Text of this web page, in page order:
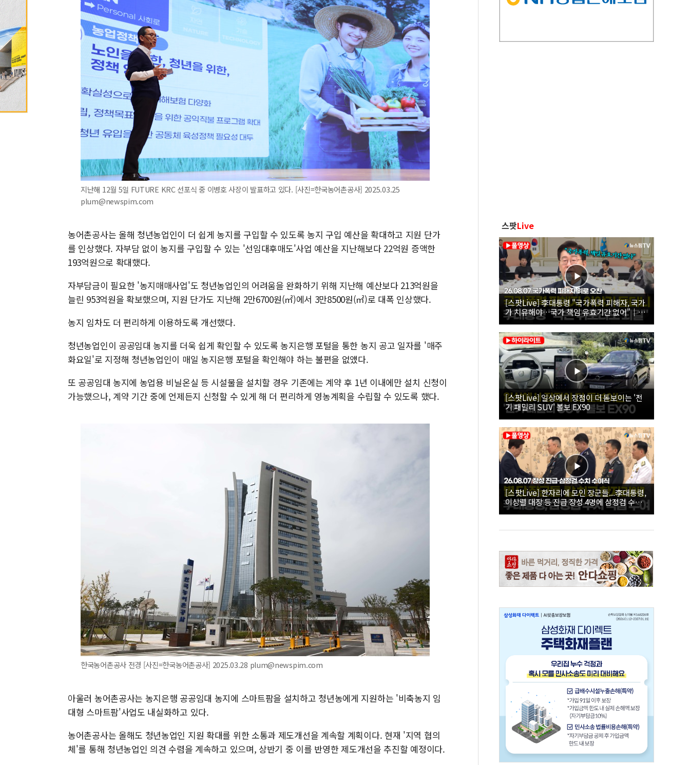
지난해 12월 5일 FUTURE KRC 선포식 중 이병호 사장이 발표하고 있다. [사진=한국농어촌공사] 2025.03.25
plum@newspim.com
농어촌공사는 올해 청년농업인이 더 쉽게 농지를 구입할 수 있도록 농지 구입 예산을 확대하고 지원 단가
를 인상했다. 자부담 없이 농지를 구입할 수 있는 '선임대후매도'사업 예산을 지난해보다 22억원 증액한
193억원으로 확대했다.
자부담금이 필요한 '농지매매사업'도 청년농업인의 어려움을 완화하기 위해 지난해 예산보다 213억원을
늘린 953억원을 확보했으며, 지원 단가도 지난해 2만6700원(㎡)에서 3만8500원(㎡)로 대폭 인상했다.
농지 임차도 더 편리하게 이용하도록 개선했다.
청년농업인이 공공임대 농지를 더욱 쉽게 확인할 수 있도록 농지은행 포털을 통한 농지 공고 일자를 '매주
화요일'로 지정해 청년농업인이 매일 농지은행 포털을 확인해야 하는 불편을 없앴다.
또 공공임대 농지에 농업용 비닐온실 등 시설물을 설치할 경우 기존에는 계약 후 1년 이내에만 설치 신청이
가능했으나, 계약 기간 중에 언제든지 신청할 수 있게 해 더 편리하게 영농계획을 수립할 수 있도록 했다.
한국농어촌공사 전경 [사진=한국농어촌공사] 2025.03.28 plum@newspim.com
아울러 농어촌공사는 농지은행 공공임대 농지에 스마트팜을 설치하고 청년농에게 지원하는 '비축농지 임
대형 스마트팜'사업도 내실화하고 있다.
농어촌공사는 올해도 청년농업인 지원 확대를 위한 소통과 제도개선을 계속할 계획이다. 현재 '지역 협의
체'를 통해 청년농업인 의견 수렴을 계속하고 있으며, 상반기 중 이를 반영한 제도개선을 추진할 예정이다.
스팟Live
[스팟Live] 李대통령 "국가폭력 피해자, 국가
가 치유해야…국가 책임 유효기간 없어"｜
26.08.07 국가폭력 피해자 위로 오찬
[스팟Live] 일상에서 장점이 더 돋보이는 '전
기 패밀리 SUV' 볼보 EX90
[스팟Live] 한자리에 모인 장군들...李대통령,
이상렬 대장 등 진급 장성 4명에 삼정검 수치
직접 수여｜26.08.07 장성 진급·삼정검 수치